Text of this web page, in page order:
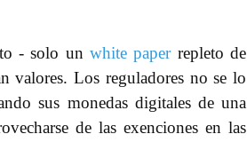
- solo un white paperrepleto de
valores. Los reguladores no se lo
sus monedas digitales de una
de las exenciones en las